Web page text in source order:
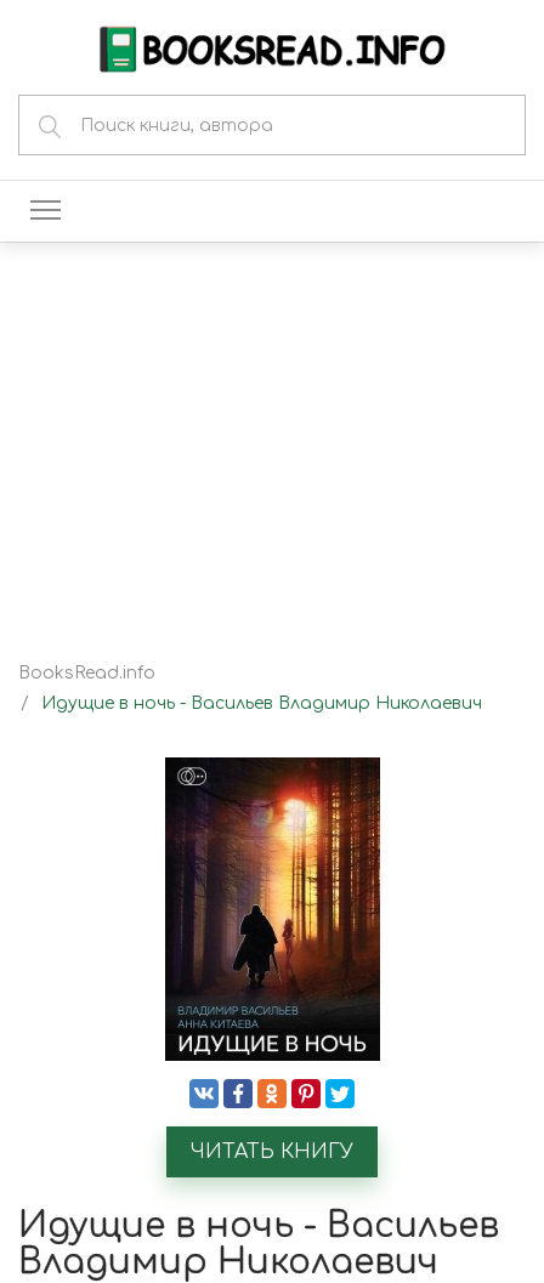
BooksRead.info
Идущие в ночь - Васильев Владимир Николаевич
ЧИТАТЬ КНИГУ
Идущие в ночь - Васильев
Владимир Николаевич